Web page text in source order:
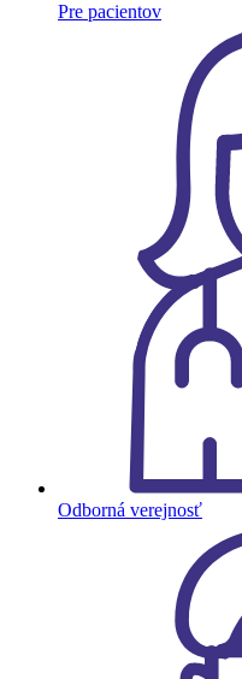
Pre pacientov
Odborná verejnosť